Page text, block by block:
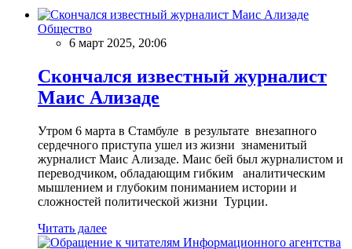
Общество
6 март 2025, 20:06
Скончался известный журналист
Маис Ализаде
Утром 6 марта в Стамбуле в результате внезапного
сердечного приступа ушел из жизни знаменитый
журналист Маис Ализаде. Маис бей был журналистом и
переводчиком, обладающим гибким аналитическим
мышлением и глубоким пониманием истории и
сложностей политической жизни Турции.
Читать далее